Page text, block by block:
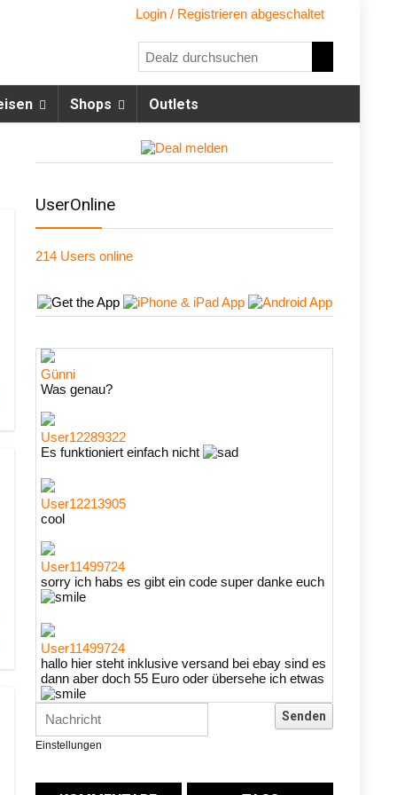
Login / Registrieren abgeschaltet
Shops Outlets
UserOnline
214 Users online
Günni
Was genau?
User12289322
Es funktioniert einfach nicht
User12213905
cool
User11499724
sorry ich habs es gibt ein code super danke euch
User11499724
hallo hier steht inklusive versand bei ebay sind es
dann aber doch 55 Euro oder übersehe ich etwas
Günni
Einstellungen